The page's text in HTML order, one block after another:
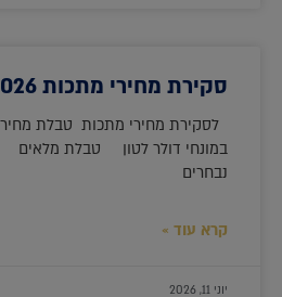
סקירת מחירי מתכות 11.6.2026
לסקירת מחירי מתכות טבלת
במונחי דולר לטון טבלת
נבחרים
קרא עוד »
יוני 11, 2026